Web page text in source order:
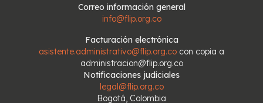
Correo información general
info@flip.org.co
Facturación electrónica
asistente.administrativo@flip.org.co con copia a
administracion@flip.org.co
Notificaciones judiciales
legal@flip.org.co
Bogotá, Colombia